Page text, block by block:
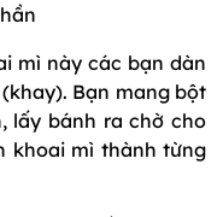
mì này các bạn dàn
Bạn mang bột
lấy bánh ra chờ cho
khoai mì thành từng